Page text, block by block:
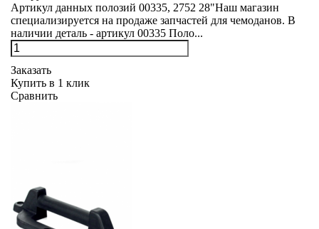
Артикул данных полозий 00335, 2752 28"Наш магазин
специализируется на продаже запчастей для чемоданов. В
наличии деталь - артикул 00335 Поло...
Заказать
Купить в 1 клик
Сравнить